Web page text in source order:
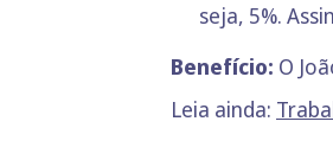
seja, 5%.
Benefício: O
Leia ainda: